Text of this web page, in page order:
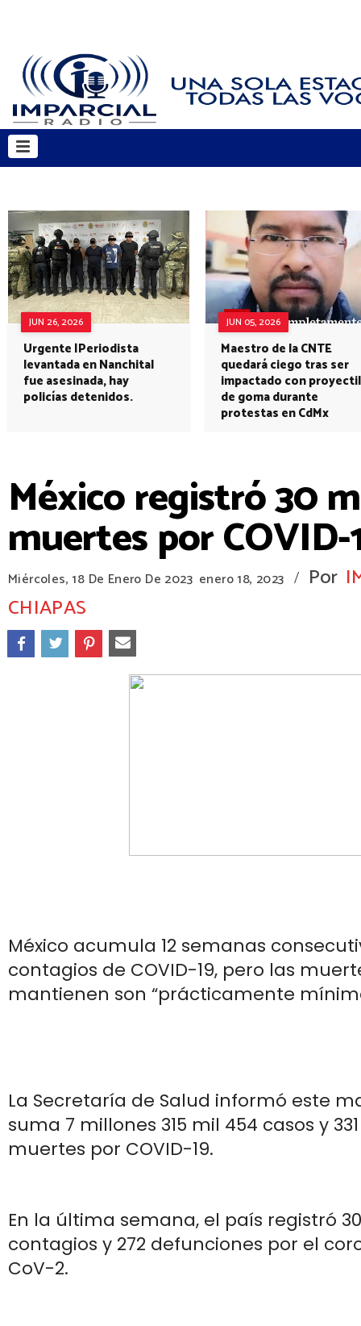
JUN 26, 2026
Urgente |Periodista
levantada en Nanchital
fue asesinada, hay
policías detenidos.
JUN 05, 2026
Maestro de la CNTE
quedará ciego tras ser
impactado con proyectil
de goma durante
protestas en CdMx
México registró 30
muertes por
Miércoles, 18 De Enero De 2023 enero 18, 2023 / Por
CHIAPAS
México acumula 12 semanas
contagios de COVID-19, pero las
mantienen son “prácticamente
La Secretaría de Salud informó este
suma 7 millones 315 mil 454 casos y
muertes por COVID-19.
En la última semana, el país registró
contagios y 272 defunciones por el
CoV-2.